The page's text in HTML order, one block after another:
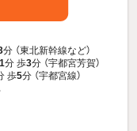
分 （東北新幹線など）
分 歩3分 （宇都宮芳賀）
歩5分 （宇都宮線）